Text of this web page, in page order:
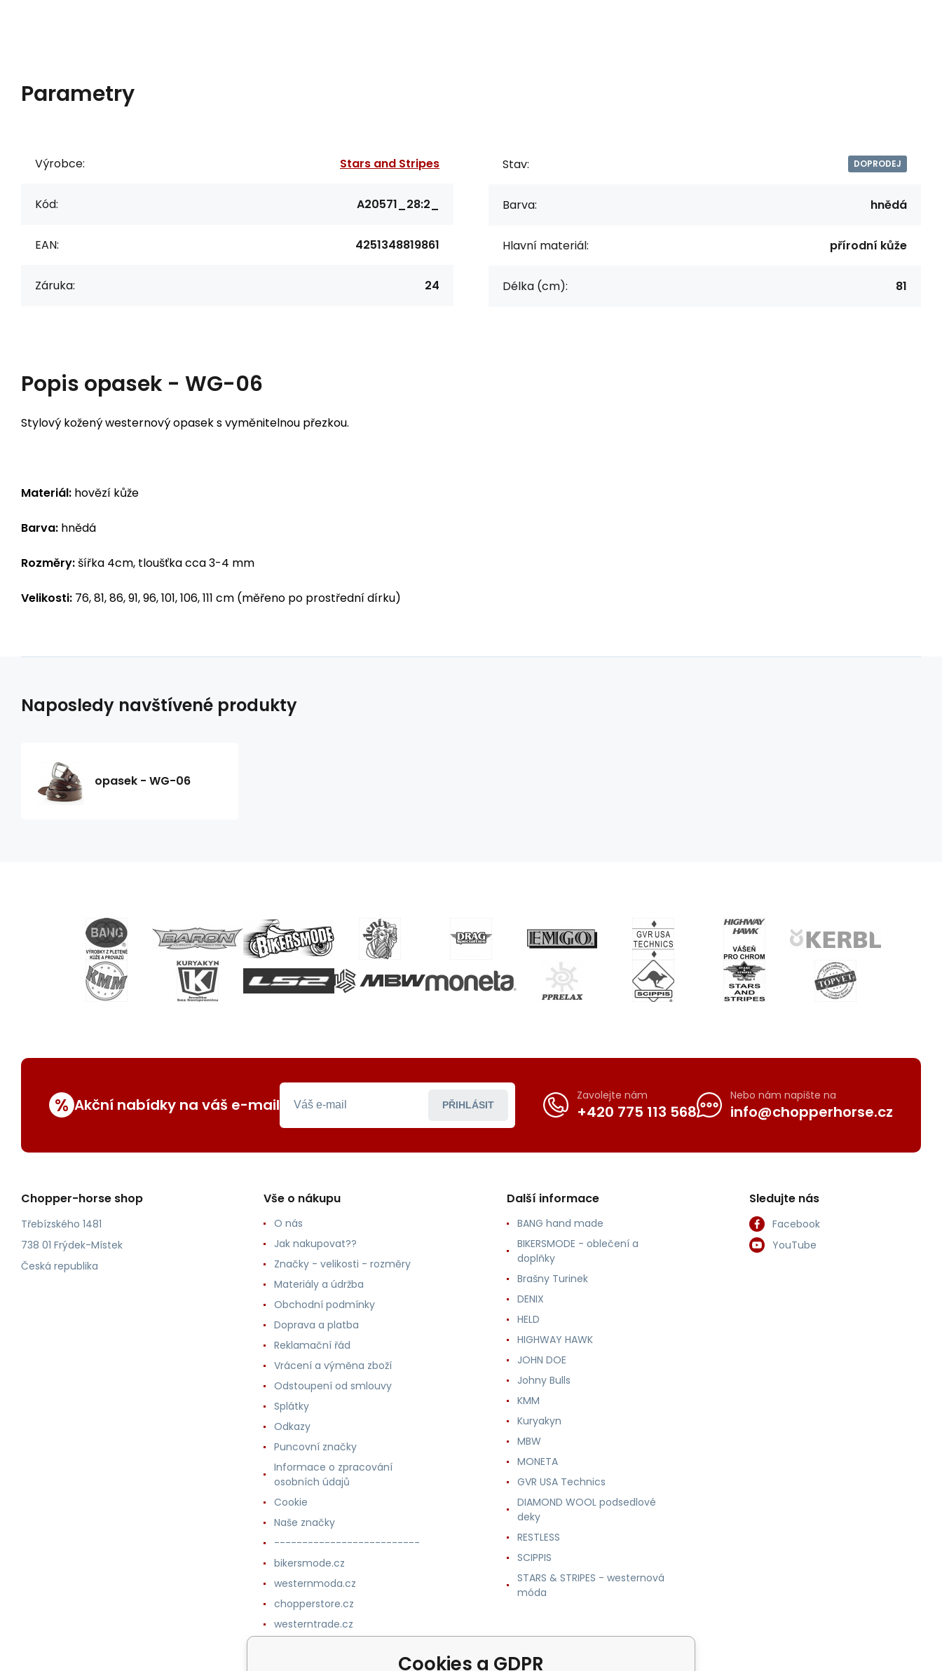
Parametry
Výrobce: Stars and Stripes
Kód: A20571_28:2_
EAN: 4251348819861
Záruka: 24
Stav: DOPRODEJ
Barva: hnědá
Hlavní materiál: přírodní kůže
Délka (cm): 81
Popis opasek - WG-06
Stylový kožený westernový opasek s vyměnitelnou přezkou.
Materiál: hovězí kůže
Barva: hnědá
Rozměry:šířka 4cm, tloušťka cca 3-4 mm
Velikosti: 76, 81, 86, 91, 96, 101, 106, 111 cm (měřeno po prostřední dírku)
Naposledy navštívené produkty
opasek - WG-06
% Akční nabídky na váš e-mail PŘIHLÁSIT
Zavolejte nám
+420 775 113 568
Nebo nám napište na
info@chopperhorse.cz
Chopper-horse shop
Třebízského 1481
738 01 Frýdek-Místek
Česká republika
Vše o nákupu
O nás
Jak nakupovat??
Značky - velikosti - rozměry
Materiály a údržba
Obchodní podmínky
Doprava a platba
Reklamační řád
Vrácení a výměna zboží
Odstoupení od smlouvy
Splátky
Odkazy
Puncovní značky
Informace o zpracování
osobních údajů
Cookie
Naše značky
--------------------------
bikersmode.cz
westernmoda.cz
chopperstore.cz
westerntrade.cz
Další informace
BANG hand made
BIKERSMODE - oblečení a
doplňky
Brašny Turinek
DENIX
HELD
HIGHWAY HAWK
JOHN DOE
Johny Bulls
KMM
Kuryakyn
MBW
MONETA
GVR USA Technics
DIAMOND WOOL podsedlové
deky
RESTLESS
SCIPPIS
STARS & STRIPES - westernová
móda
Sledujte nás
Facebook
YouTube
Cookies a GDPR